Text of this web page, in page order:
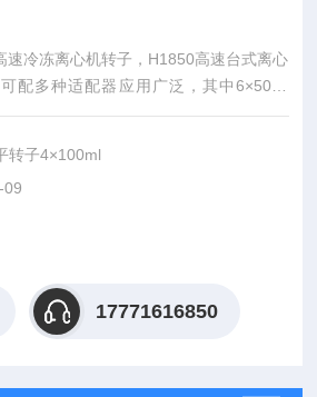
速冷冻离心机转子，H1850高速台式离心
配多种适配器应用广泛，其中6×50ml
用各领域，此机既能高速离心（18500r/
减震系统，确保运行平稳。
转子4×100ml
09
17771616850